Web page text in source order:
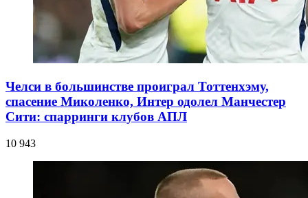
Челси в большинстве проиграл Тоттенхэму,
спасение Миколенко, Интер одолел Манчестер
Сити: спарринги клубов АПЛ
10 943